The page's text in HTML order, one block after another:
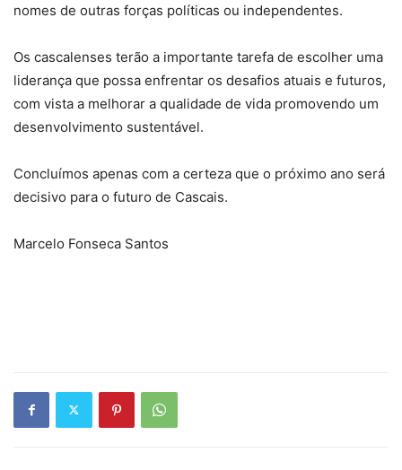
nomes de outras forças políticas ou independentes.
Os cascalenses terão a importante tarefa de escolher uma
liderança que possa enfrentar os desafios atuais e futuros,
com vista a melhorar a qualidade de vida promovendo um
desenvolvimento sustentável.
Concluímos apenas com a certeza que o próximo ano será
decisivo para o futuro de Cascais.
Marcelo Fonseca Santos